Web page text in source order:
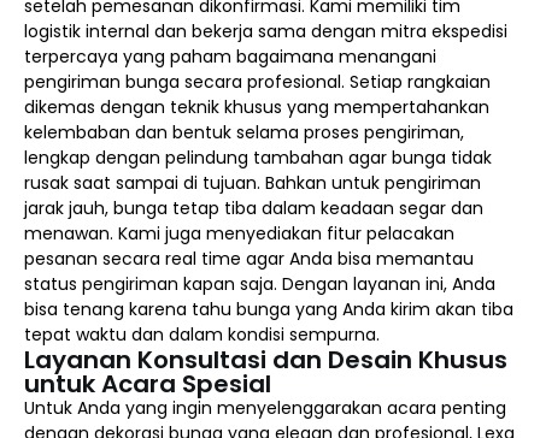
setelah pemesanan dikonfirmasi. Kami memiliki tim
logistik internal dan bekerja sama dengan mitra ekspedisi
terpercaya yang paham bagaimana menangani
pengiriman bunga secara profesional. Setiap rangkaian
dikemas dengan teknik khusus yang mempertahankan
kelembaban dan bentuk selama proses pengiriman,
lengkap dengan pelindung tambahan agar bunga tidak
rusak saat sampai di tujuan. Bahkan untuk pengiriman
jarak jauh, bunga tetap tiba dalam keadaan segar dan
menawan. Kami juga menyediakan fitur pelacakan
pesanan secara real time agar Anda bisa memantau
status pengiriman kapan saja. Dengan layanan ini, Anda
bisa tenang karena tahu bunga yang Anda kirim akan tiba
tepat waktu dan dalam kondisi sempurna.
Layanan Konsultasi dan Desain Khusus
untuk Acara Spesial
Untuk Anda yang ingin menyelenggarakan acara penting
dengan dekorasi bunga yang elegan dan profesional, Lexa